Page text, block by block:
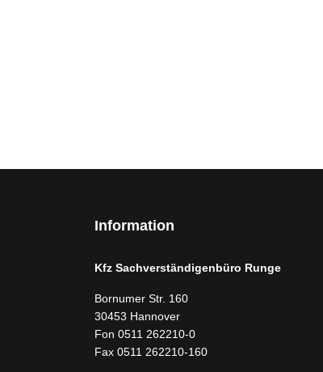
Information
Kfz Sachverständigenbüro Runge
Bornumer Str. 160
30453 Hannover
Fon 0511 262210-0
Fax 0511 262210-160